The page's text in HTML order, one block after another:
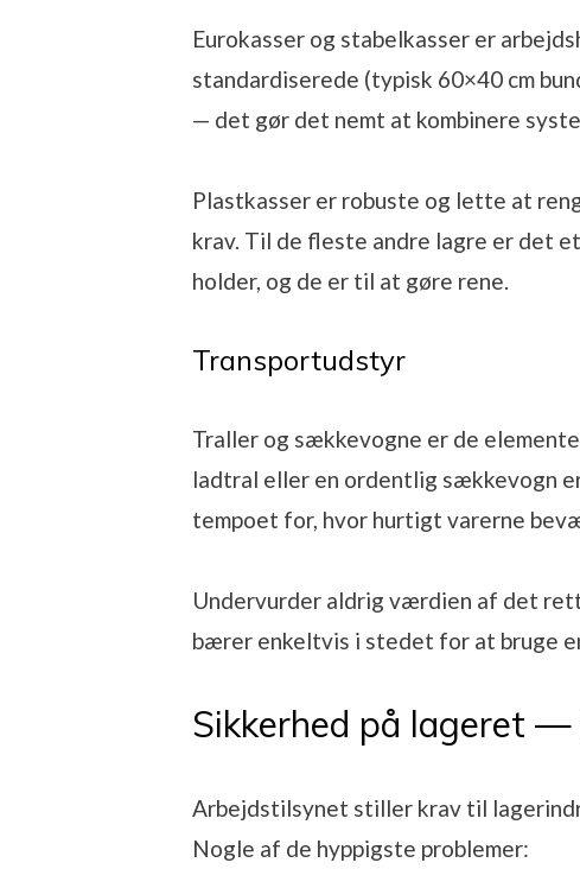
Eurokasser og stabelkasser er
standardiserede (typisk 60×40 cm
— det gør det nemt at kombinere
Plastkasser er robuste og lette at
krav. Til de fleste andre lagre er det
holder, og de er til at gøre rene.
Transportudstyr
Traller og sækkevogne er de
ladtral eller en ordentlig sækkevogn
tempoet for, hvor hurtigt varerne
Undervurder aldrig værdien af det
bærer enkeltvis i stedet for at bruge
Sikkerhed på lageret
Arbejdstilsynet stiller krav til
Nogle af de hyppigste problemer: